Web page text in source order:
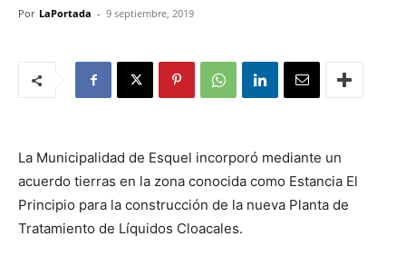
Por LaPortada - 9 septiembre, 2019
La Municipalidad de Esquel incorporó mediante un
acuerdo tierras en la zona conocida como Estancia El
Principio para la construcción de la nueva Planta de
Tratamiento de Líquidos Cloacales.